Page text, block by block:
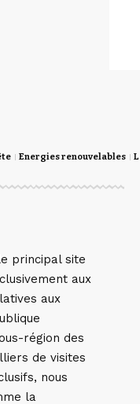
Energies renouvelables
principal site
aux
aux
région des
de visites
nous
la